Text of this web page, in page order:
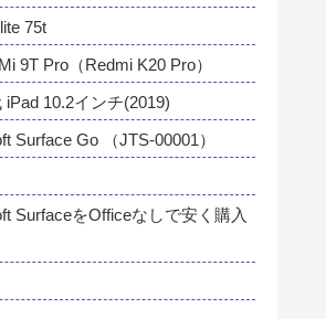
75t
9T Pro（Redmi K20 Pro）
iPad 10.2インチ(2019)
Surface Go （JTS-00001）
SurfaceをOfficeなしで安く購入